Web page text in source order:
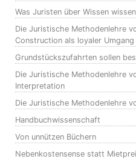
Was Juristen über Wissen
Die Juristische Methodenlehre
Construction als loyaler
Grundstückszufahrten sollen
Die Juristische Methodenlehre
Interpretation
Die Juristische Methodenlehre
Handbuchwissenschaft
Von unnützen Büchern
Nebenkostensense statt